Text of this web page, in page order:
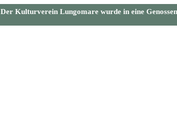
Der Kulturverein Lungomare wurde in eine